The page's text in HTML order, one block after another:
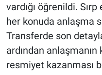
vardığı öğrenildi.
her konuda anlaşma
Transferde son
ardından
resmiyet kazanması